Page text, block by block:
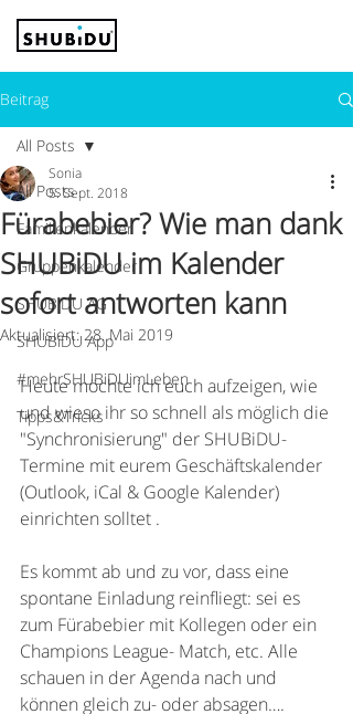
Beitrag
All Posts
Familienkalender
Gruppenkalender
SHUBiDU AG
SHUBiDU App
#mehrSHUBiDUimLeben
Tipps&Tricks
All Posts
Fürabebier? Wie man dank
SHUBiDU im Kalender
sofort antworten kann
Sonia
5. Sept. 2018
Aktualisiert:28. Mai 2019
Heute möchte ich euch aufzeigen, wie
und wieso ihr so schnell als möglich die
"Synchronisierung" der SHUBiDU-
Termine mit eurem Geschäftskalender
(Outlook, iCal & Google Kalender)
einrichten solltet .
Es kommt ab und zu vor, dass eine
spontane Einladung reinfliegt: sei es
zum Fürabebier mit Kollegen oder ein
Champions League- Match, etc. Alle
schauen in der Agenda nach und
können gleich zu- oder absagen….